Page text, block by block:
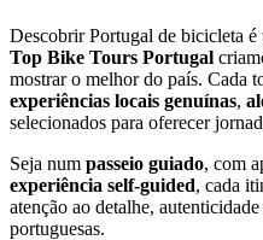
Descobrir Portugal de bicicleta
Top Bike Tours Portugal
mostrar o melhor do país. Cada
experiências locais genuínas,
selecionados para oferecer
Seja num passeio guiado, com
experiência self-guided, cada
atenção ao detalhe,
portuguesas.